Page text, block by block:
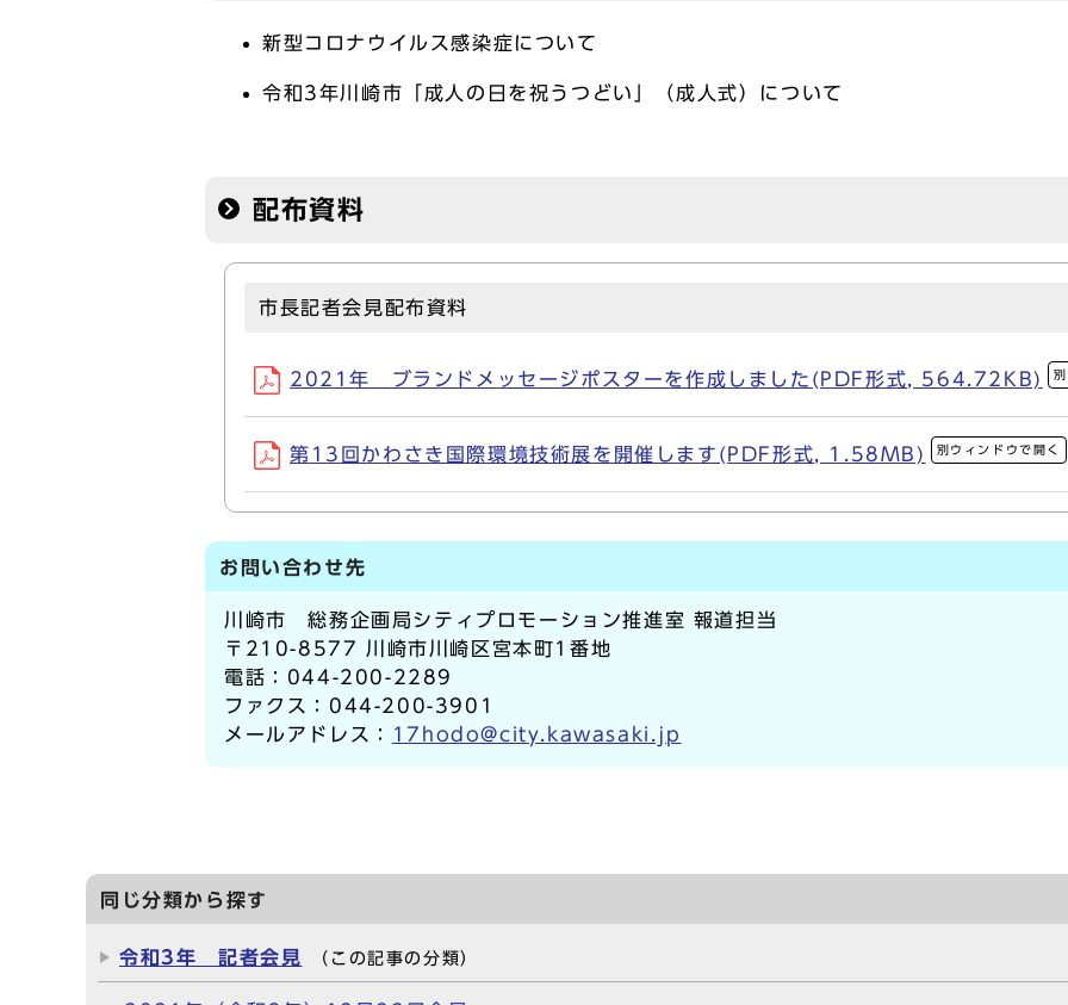
新型コロナウイルス感染症について
令和3年川崎市「成人の日を祝うつどい」（成人式）について
配布資料
市長記者会見配布資料
2021年 ブランドメッセージポスターを作成しました(PDF形式, 564.72KB)
第13回かわさき国際環境技術展を開催します(PDF形式, 1.58MB) 別ウィンドウで開く
お問い合わせ先
川崎市 総務企画局シティプロモーション推進室 報道担当
〒210-8577 川崎市川崎区宮本町1番地
電話：044-200-2289
ファクス：044-200-3901
メールアドレス：
17hodo@city.kawasaki.jp
同じ分類から探す
令和3年 記者会見 （この記事の分類）